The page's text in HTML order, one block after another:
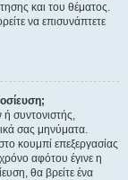
και του θέματος.
να επισυνάπτετε
ή συντονιστής,
σας μηνύματα.
κουμπί επεξεργασίας
αφότου έγινε η
θα βρείτε ένα